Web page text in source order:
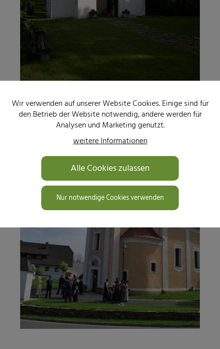
Wir verwenden auf unserer Website Cookies. Einige sind für
den Betrieb der Website notwendig, andere werden für
Analysen und Marketing genutzt.
weitere Informationen
Alle Cookies zulassen
Nur notwendige Cookies verwenden